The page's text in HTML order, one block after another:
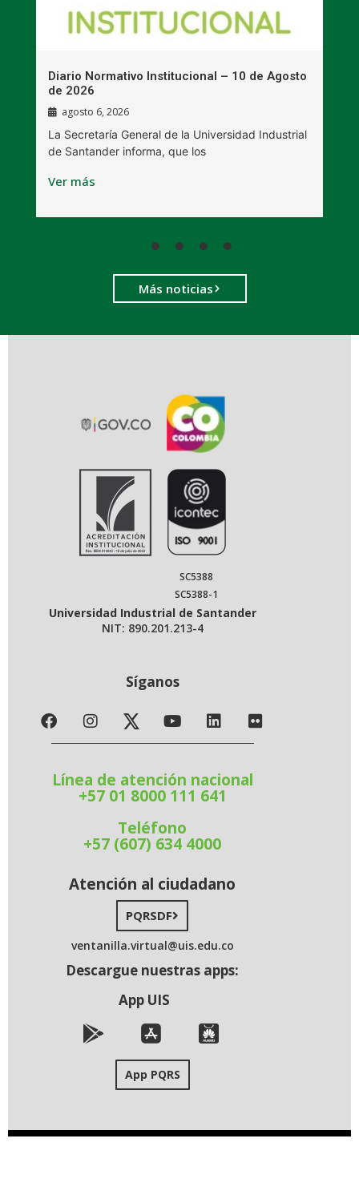
Diario Normativo Institucional – 10 de Agosto
de 2026
agosto 6, 2026
La Secretaría General de la Universidad Industrial
de Santander informa, que los
Ver más
Más noticias